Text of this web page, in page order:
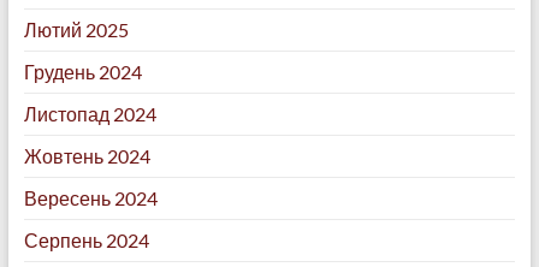
Лютий 2025
Грудень 2024
Листопад 2024
Жовтень 2024
Вересень 2024
Серпень 2024